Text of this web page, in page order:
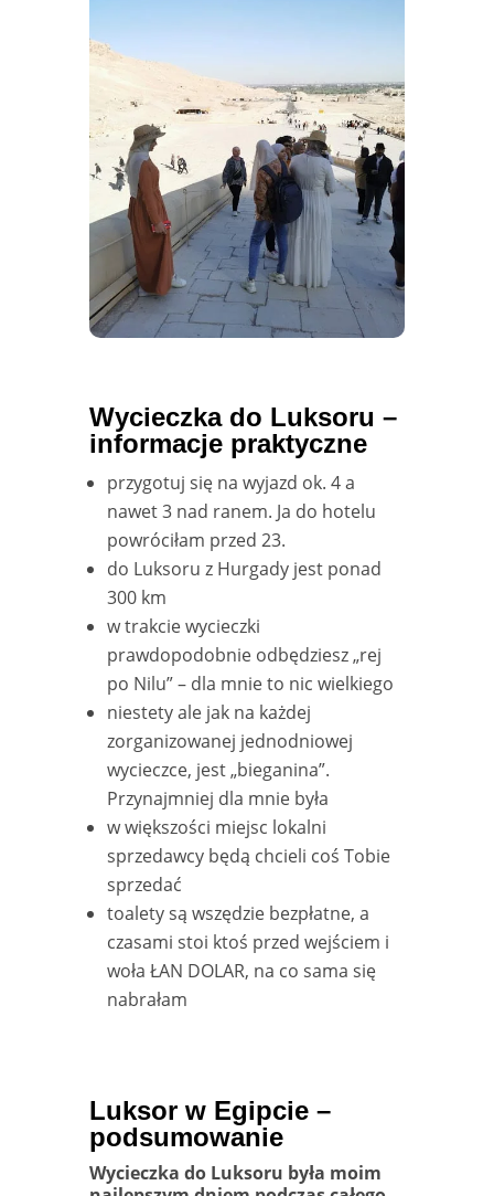
Wycieczka do Luksoru –
informacje praktyczne
przygotuj się na wyjazd ok. 4 a
nawet 3 nad ranem. Ja do hotelu
powróciłam przed 23.
do Luksoru z Hurgady jest ponad
300 km
w trakcie wycieczki
prawdopodobnie odbędziesz „rej
po Nilu” – dla mnie to nic wielkiego
niestety ale jak na każdej
zorganizowanej jednodniowej
wycieczce, jest „bieganina”.
Przynajmniej dla mnie była
w większości miejsc lokalni
sprzedawcy będą chcieli coś Tobie
sprzedać
toalety są wszędzie bezpłatne, a
czasami stoi ktoś przed wejściem i
woła ŁAN DOLAR, na co sama się
nabrałam
Luksor w Egipcie –
podsumowanie
Wycieczka do Luksoru była moim